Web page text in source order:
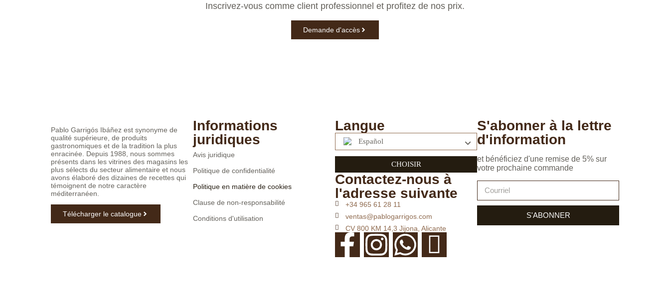
Inscrivez-vous comme client professionnel et profitez de nos prix.
Demande d'accès
Pablo Garrigós Ibáñez est synonyme de
qualité supérieure, de produits
gastronomiques et de la tradition la plus
enracinée. Depuis 1988, nous sommes
présents dans les vitrines des magasins les
plus sélects du secteur alimentaire et nous
avons élaboré des dizaines de recettes qui
témoignent de notre caractère
méditerranéen.
Télécharger le catalogue
Informations
juridiques
Avis juridique
Politique de confidentialité
Politique en matière de cookies
Clause de non-responsabilité
Conditions d'utilisation
Langue
Español
CHOISIR
Contactez-nous à
l'adresse suivante
+34 965 61 28 11
ventas@pablogarrigos.com
CV 800 KM 14,3 Jijona, Alicante
S'abonner à la lettre
d'information
et bénéficiez d'une remise de 5% sur
votre prochaine commande
S'ABONNER